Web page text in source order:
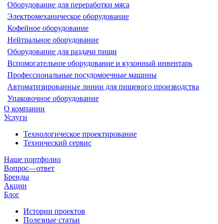
Оборудование для переработки мяса
Электромеханическое оборудование
Кофейное оборудование
Нейтральное оборудование
Оборудование для раздачи пищи
Вспомогательное оборудование и кухонный инвентарь
Профессиональные посудомоечные машины
Автоматизированные линии для пищевого производства
Упаковочное оборудование
О компании
Услуги
Технологическое проектирование
Технический сервис
Наше портфолио
Вопрос—ответ
Бренды
Акции
Блог
Истории проектов
Полезные статьи